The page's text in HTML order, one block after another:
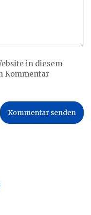
in diesem
Kommentar